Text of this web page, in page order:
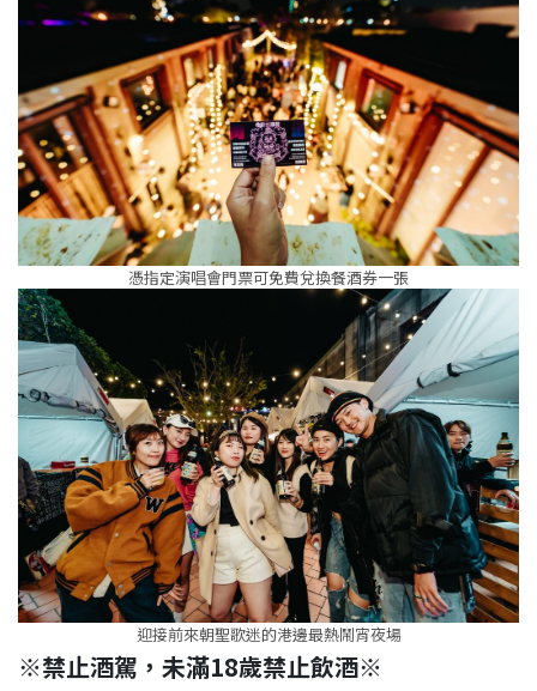
憑指定演唱會門票可免費兌換餐酒券一張
迎接前來朝聖歌迷的港邊最熱鬧宵夜場
※禁止酒駕，未滿18歲禁止飲酒※